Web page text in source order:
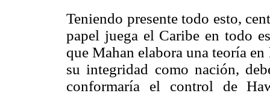
Teniendo presente todo esto,
papel juega el Caribe en todo
que Mahan elabora una teoría
su integridad como nación,
conformaría el control de